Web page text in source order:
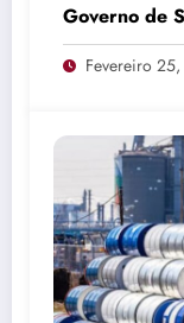
Governo de
Fevereiro